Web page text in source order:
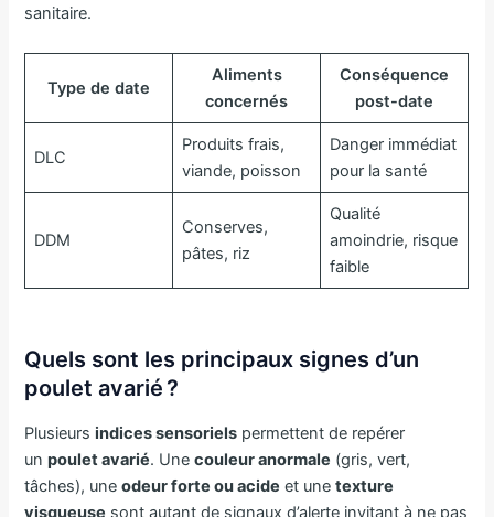
sanitaire.
Type de date
Aliments
concernés
Conséquence
post-date
DLC
Produits frais,
viande, poisson
Danger immédiat
pour la santé
DDM
Conserves,
pâtes, riz
Qualité
amoindrie, risque
faible
Quels sont les principaux signes d’un
poulet avarié ?
Plusieursindices sensoriels permettent de repérer
unpoulet avarié. Unecouleur anormale (gris, vert,
tâches), uneodeur forte ou acide et unetexture